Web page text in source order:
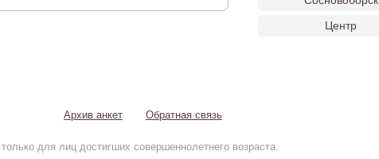
Центр
Архив анкет Обратная связь
для лиц достигших совершеннолетнего возраста.